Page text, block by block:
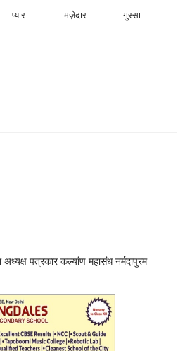
प्यार मज़ेदार गुस्सा
पत्रकार कल्यांण महासंध नर्मदापुरम